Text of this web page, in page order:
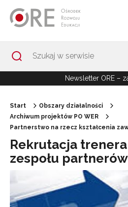
Newsletter ORE –
Start
Obszary działalności
Archiwum projektów PO WER
Partnerstwo na rzecz kształcenia
Rekrutacja
zespołu